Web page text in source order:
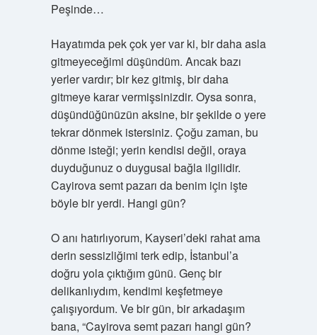
Peşinde…
Hayatımda pek çok yer var ki, bir daha asla
gitmeyeceğimi düşündüm. Ancak bazı
yerler vardır; bir kez gitmiş, bir daha
gitmeye karar vermişsinizdir. Oysa sonra,
düşündüğünüzün aksine, bir şekilde o yere
tekrar dönmek istersiniz. Çoğu zaman, bu
dönme isteği; yerin kendisi değil, oraya
duyduğunuz o duygusal bağla ilgilidir.
Cayirova semt pazarı da benim için işte
böyle bir yerdi. Hangi gün?
O anı hatırlıyorum, Kayseri’deki rahat ama
derin sessizliğimi terk edip, İstanbul’a
doğru yola çıktığım günü. Genç bir
delikanlıydım, kendimi keşfetmeye
çalışıyordum. Ve bir gün, bir arkadaşım
bana, “Cayirova semt pazarı hangi gün?